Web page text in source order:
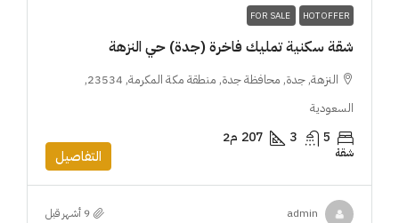
FOR SALE HOT OFFER
شقة سكنية تمليك فاخرة (جدة) حي النزهة
النزهة, جدة, محافظة جدة, منطقة مكة المكرمة, 23534,
السعودية
5
3
207م2
شقة التفاصيل
admin